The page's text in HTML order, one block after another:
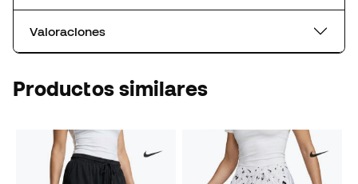
Valoraciones
Productos similares